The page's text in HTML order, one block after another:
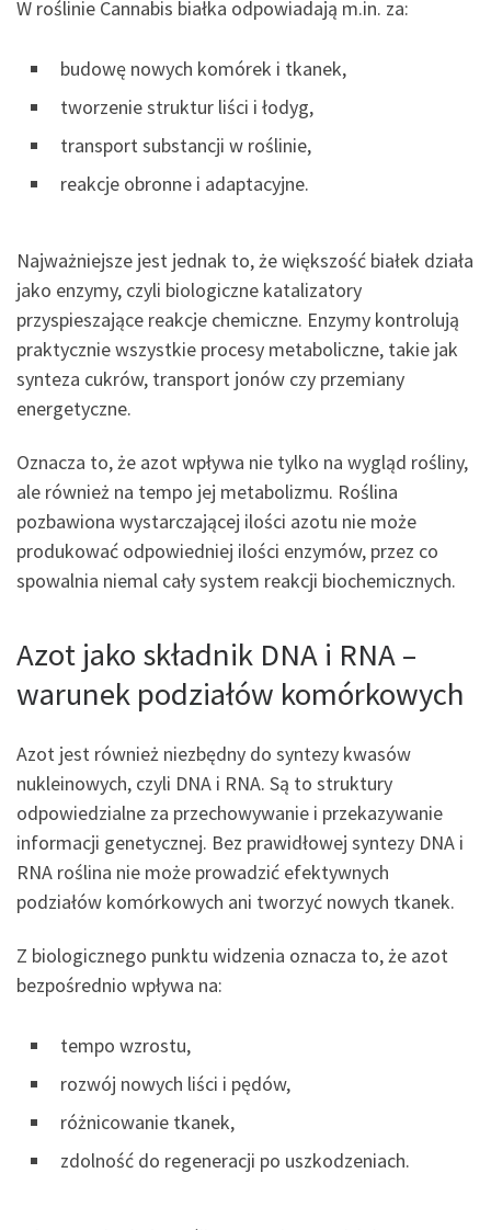
W roślinie Cannabis białka odpowiadają m.in. za:
budowę nowych komórek i tkanek,
tworzenie struktur liści i łodyg,
transport substancji w roślinie,
reakcje obronne i adaptacyjne.
Najważniejsze jest jednak to, że większość białek działa
jako enzymy, czyli biologiczne katalizatory
przyspieszające reakcje chemiczne. Enzymy kontrolują
praktycznie wszystkie procesy metaboliczne, takie jak
synteza cukrów, transport jonów czy przemiany
energetyczne.
Oznacza to, że azot wpływa nie tylko na wygląd rośliny,
ale również na tempo jej metabolizmu. Roślina
pozbawiona wystarczającej ilości azotu nie może
produkować odpowiedniej ilości enzymów, przez co
spowalnia niemal cały system reakcji biochemicznych.
Azot jako składnik DNA i RNA –
warunek podziałów komórkowych
Azot jest również niezbędny do syntezy kwasów
nukleinowych, czyli DNA i RNA. Są to struktury
odpowiedzialne za przechowywanie i przekazywanie
informacji genetycznej. Bez prawidłowej syntezy DNA i
RNA roślina nie może prowadzić efektywnych
podziałów komórkowych ani tworzyć nowych tkanek.
Z biologicznego punktu widzenia oznacza to, że azot
bezpośrednio wpływa na:
tempo wzrostu,
rozwój nowych liści i pędów,
różnicowanie tkanek,
zdolność do regeneracji po uszkodzeniach.